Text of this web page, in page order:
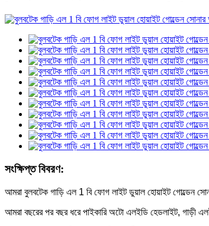
সংক্ষিপ্ত বিবরণ:
আমরা বুলবটেক গাড়ি এল 1 বি ফোগ লাইট ডুয়াল হোয়াইট গোল্ডেন
আমরা বছরের পর বছর ধরে পাইকারি অটো এলইডি হেডলাইট, গাড়ী